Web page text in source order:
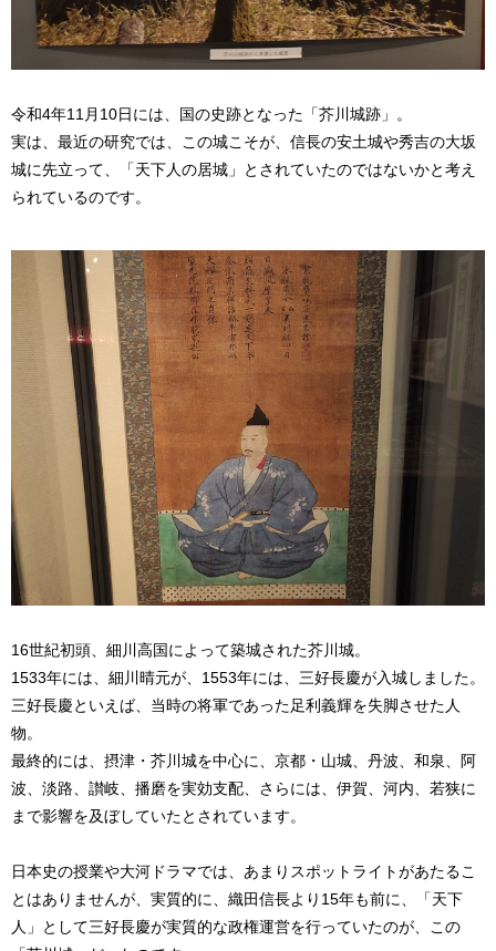
令和4年11月10日には、国の史跡となった「芥川城跡」。
実は、最近の研究では、この城こそが、信長の安土城や秀吉の大坂
城に先立って、「天下人の居城」とされていたのではないかと考え
られているのです。
16世紀初頭、細川高国によって築城された芥川城。
1533年には、細川晴元が、1553年には、三好長慶が入城しました。
三好長慶といえば、当時の将軍であった足利義輝を失脚させた人
物。
最終的には、摂津・芥川城を中心に、京都・山城、丹波、和泉、阿
波、淡路、讃岐、播磨を実効支配、さらには、伊賀、河内、若狭に
まで影響を及ぼしていたとされています。
日本史の授業や大河ドラマでは、あまりスポットライトがあたるこ
とはありませんが、実質的に、織田信長より15年も前に、「天下
人」として三好長慶が実質的な政権運営を行っていたのが、この